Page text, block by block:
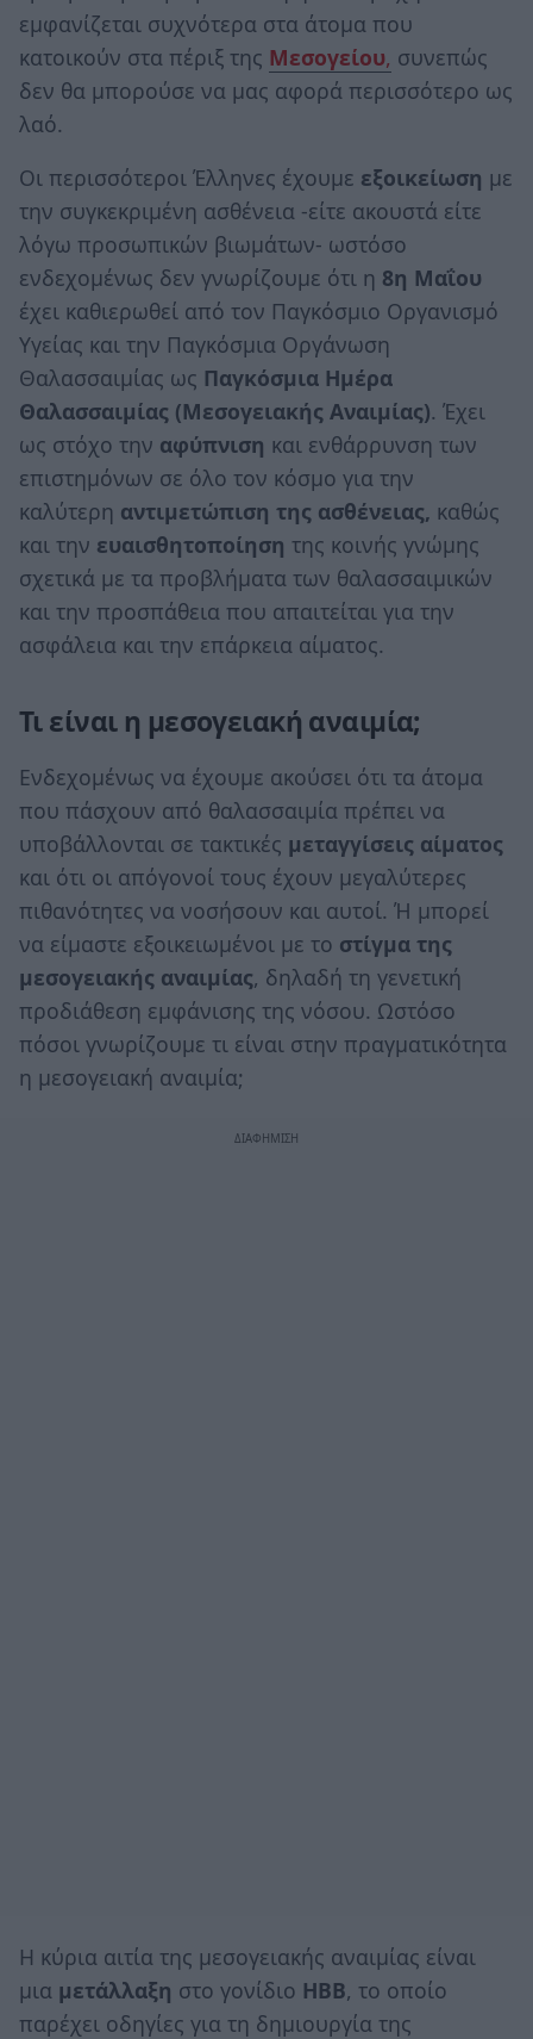
εμφανίζεται συχνότερα στα άτομα που
κατοικούν στα πέριξ της Μεσογείου, συνεπώς
δεν θα μπορούσε να μας αφορά περισσότερο ως
λαό.
Οι περισσότεροι Έλληνες έχουμε εξοικείωση με
την συγκεκριμένη ασθένεια -είτε ακουστά είτε
λόγω προσωπικών βιωμάτων- ωστόσο
ενδεχομένως δεν γνωρίζουμε ότι η 8η Μαΐου
έχει καθιερωθεί από τον Παγκόσμιο Οργανισμό
Υγείας και την Παγκόσμια Οργάνωση
Θαλασσαιμίας ως Παγκόσμια Ημέρα
Θαλασσαιμίας (Μεσογειακής Αναιμίας). Έχει
ως στόχο την αφύπνιση και ενθάρρυνση των
επιστημόνων σε όλο τον κόσμο για την
καλύτερη αντιμετώπιση της ασθένειας, καθώς
και την ευαισθητοποίηση της κοινής γνώμης
σχετικά με τα προβλήματα των θαλασσαιμικών
και την προσπάθεια που απαιτείται για την
ασφάλεια και την επάρκεια αίματος.
Τι είναι η μεσογειακή αναιμία;
Ενδεχομένως να έχουμε ακούσει ότι τα άτομα
που πάσχουν από θαλασσαιμία πρέπει να
υποβάλλονται σε τακτικές μεταγγίσεις αίματος
και ότι οι απόγονοί τους έχουν μεγαλύτερες
πιθανότητες να νοσήσουν και αυτοί. Ή μπορεί
να είμαστε εξοικειωμένοι με το στίγμα της
μεσογειακής αναιμίας, δηλαδή τη γενετική
προδιάθεση εμφάνισης της νόσου. Ωστόσο
πόσοι γνωρίζουμε τι είναι στην πραγματικότητα
η μεσογειακή αναιμία;
Η κύρια αιτία της μεσογειακής αναιμίας είναι
μια μετάλλαξη στο γονίδιο HBB, το οποίο
παρέχει οδηγίες για τη δημιουργία της